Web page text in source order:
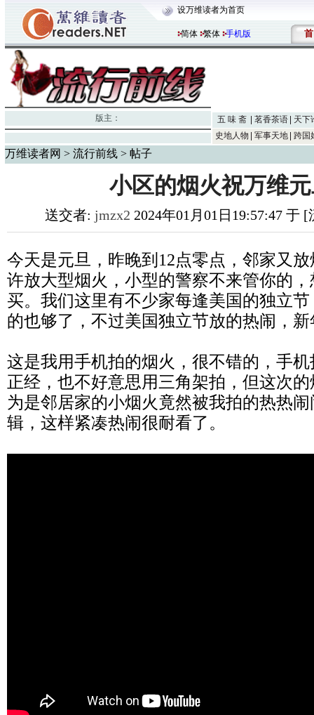
设万维读者为首页
简体 繁体 手机版 首
版主： 五 味 斋 茗香茶语
天下
史地人物
军事天地 跨国
万维读者网 > 流行前线 > 帖子
小区的烟火祝万维
送交者: jmzx2 2024年01月01日19:57:47 于
今天是元旦，昨晚到12点零点，邻家又
许放大型烟火，小型的警察不来管你的
买。我们这里有不少家每逢美国的独立
的也够了，不过美国独立节放的热闹，
这是我用手机拍的烟火，很不错的，手
正经，也不好意思用三角架拍，但这次
为是邻居家的小烟火竟然被我拍的热热
辑，这样紧凑热闹很耐看了。